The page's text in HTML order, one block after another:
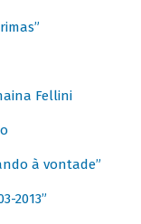
Fellini
à vontade”
2013”